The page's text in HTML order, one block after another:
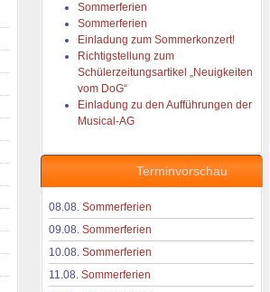
Sommerferien
Sommerferien
Einladung zum Sommerkonzert!
Richtigstellung zum
Schülerzeitungsartikel „Neuigkeiten
vom DoG“
Einladung zu den Aufführungen der
Musical-AG
Terminvorschau
08.08. Sommerferien
09.08. Sommerferien
10.08. Sommerferien
11.08. Sommerferien